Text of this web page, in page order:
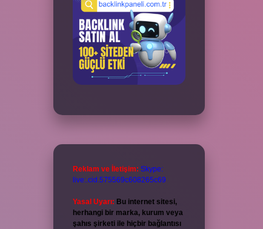
Reklam ve İletişim: Skype:
live:.cid.575569c608265c69
Yasal Uyarı: Bu internet sitesi,
herhangi bir marka, kurum veya
şahıs şirketi ile hiçbir bağlantısı